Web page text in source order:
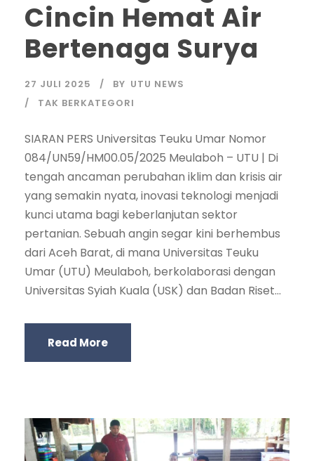
Cincin Hemat Air
Bertenaga Surya
27 JULI 2025 BY UTU NEWS
TAK BERKATEGORI
SIARAN PERS Universitas Teuku Umar Nomor
084/UN59/HM00.05/2025 Meulaboh – UTU | Di
tengah ancaman perubahan iklim dan krisis air
yang semakin nyata, inovasi teknologi menjadi
kunci utama bagi keberlanjutan sektor
pertanian. Sebuah angin segar kini berhembus
dari Aceh Barat, di mana Universitas Teuku
Umar (UTU) Meulaboh, berkolaborasi dengan
Universitas Syiah Kuala (USK) dan Badan Riset...
Read More